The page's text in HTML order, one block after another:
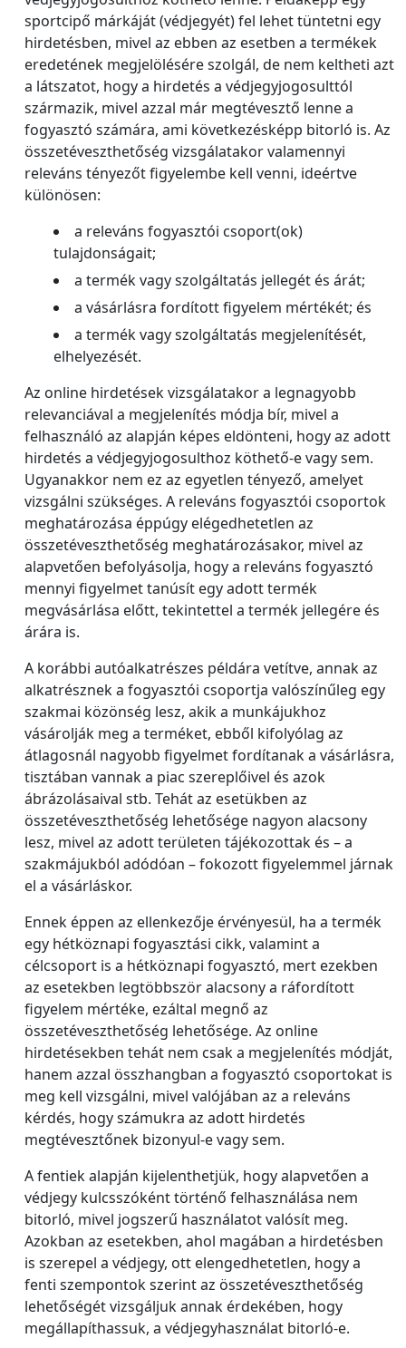
sportcipő márkáját (védjegyét) fel lehet tüntetni egy
hirdetésben, mivel az ebben az esetben a termékek
eredetének megjelölésére szolgál, de nem keltheti azt
a látszatot, hogy a hirdetés a védjegyjogosulttól
származik, mivel azzal már megtévesztő lenne a
fogyasztó számára, ami következésképp bitorló is. Az
összetéveszthetőség vizsgálatakor valamennyi
releváns tényezőt figyelembe kell venni, ideértve
különösen:
a releváns fogyasztói csoport(ok)
tulajdonságait;
a termék vagy szolgáltatás jellegét és árát;
a vásárlásra fordított figyelem mértékét; és
a termék vagy szolgáltatás megjelenítését,
elhelyezését.
Az online hirdetések vizsgálatakor a legnagyobb
relevanciával a megjelenítés módja bír, mivel a
felhasználó az alapján képes eldönteni, hogy az adott
hirdetés a védjegyjogosulthoz köthető-e vagy sem.
Ugyanakkor nem ez az egyetlen tényező, amelyet
vizsgálni szükséges. A releváns fogyasztói csoportok
meghatározása éppúgy elégedhetetlen az
összetéveszthetőség meghatározásakor, mivel az
alapvetően befolyásolja, hogy a releváns fogyasztó
mennyi figyelmet tanúsít egy adott termék
megvásárlása előtt, tekintettel a termék jellegére és
árára is.
A korábbi autóalkatrészes példára vetítve, annak az
alkatrésznek a fogyasztói csoportja valószínűleg egy
szakmai közönség lesz, akik a munkájukhoz
vásárolják meg a terméket, ebből kifolyólag az
átlagosnál nagyobb figyelmet fordítanak a vásárlásra,
tisztában vannak a piac szereplőivel és azok
ábrázolásaival stb. Tehát az esetükben az
összetéveszthetőség lehetősége nagyon alacsony
lesz, mivel az adott területen tájékozottak és – a
szakmájukból adódóan – fokozott figyelemmel járnak
el a vásárláskor.
Ennek éppen az ellenkezője érvényesül, ha a termék
egy hétköznapi fogyasztási cikk, valamint a
célcsoport is a hétköznapi fogyasztó, mert ezekben
az esetekben legtöbbször alacsony a ráfordított
figyelem mértéke, ezáltal megnő az
összetéveszthetőség lehetősége. Az online
hirdetésekben tehát nem csak a megjelenítés módját,
hanem azzal összhangban a fogyasztó csoportokat is
meg kell vizsgálni, mivel valójában az a releváns
kérdés, hogy számukra az adott hirdetés
megtévesztőnek bizonyul-e vagy sem.
A fentiek alapján kijelenthetjük, hogy alapvetően a
védjegy kulcsszóként történő felhasználása nem
bitorló, mivel jogszerű használatot valósít meg.
Azokban az esetekben, ahol magában a hirdetésben
is szerepel a védjegy, ott elengedhetetlen, hogy a
fenti szempontok szerint az összetéveszthetőség
lehetőségét vizsgáljuk annak érdekében, hogy
megállapíthassuk, a védjegyhasználat bitorló-e.